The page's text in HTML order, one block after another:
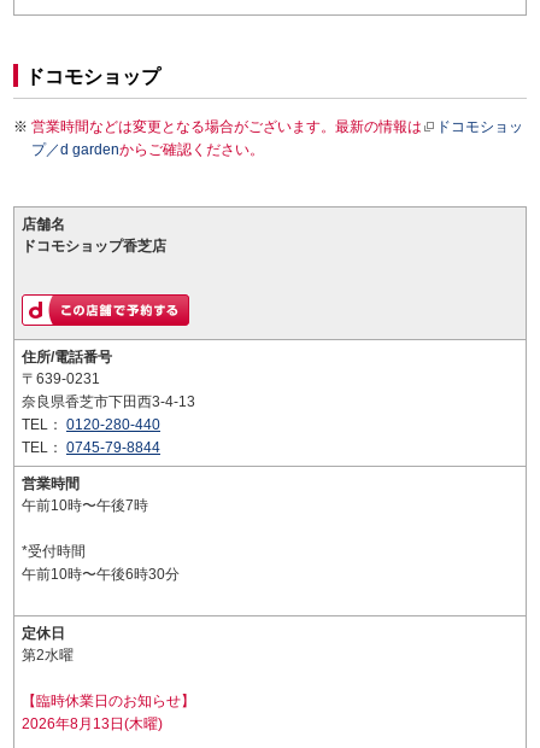
ドコモショップ
営業時間などは変更となる場合がございます。最新の情報は
ドコモショッ
プ／d gardenからご確認ください。
店舗名
ドコモショップ香芝店
住所/電話番号
〒639-0231
奈良県香芝市下田西3-4-13
TEL： 0120-280-440
TEL： 0745-79-8844
営業時間
午前10時〜午後7時
*受付時間
午前10時〜午後6時30分
定休日
第2水曜
【臨時休業日のお知らせ】
2026年8月13日(木曜)